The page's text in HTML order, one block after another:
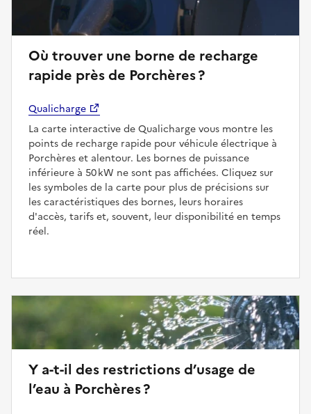
Où trouver une borne de recharge
rapide près de Porchères ?
Qualicharge
La carte interactive de Qualicharge vous montre les
points de recharge rapide pour véhicule électrique à
Porchères et alentour. Les bornes de puissance
inférieure à 50 kW ne sont pas affichées. Cliquez sur
les symboles de la carte pour plus de précisions sur
les caractéristiques des bornes, leurs horaires
d'accès, tarifs et, souvent, leur disponibilité en temps
réel.
Y a-t-il des restrictions d’usage de
l’eau à Porchères ?